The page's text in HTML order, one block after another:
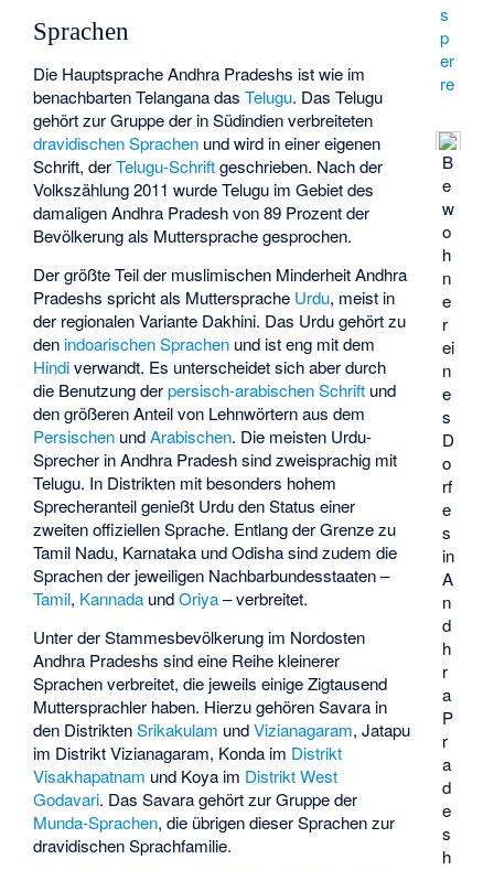
s
p
er
re
B
e
w
o
h
n
e
r
ei
n
e
s
D
o
rf
e
s
in
A
n
d
h
r
a
P
r
a
d
e
s
h
Sprachen
Die Hauptsprache Andhra Pradeshs ist wie im
benachbarten Telangana dasTelugu. Das Telugu
gehört zur Gruppe der in Südindien verbreiteten
dravidischen Sprachen und wird in einer eigenen
Schrift, derTelugu-Schriftgeschrieben. Nach der
Volkszählung 2011 wurde Telugu im Gebiet des
damaligen Andhra Pradesh von 89 Prozent der
Bevölkerung als Muttersprache gesprochen.
Der größte Teil der muslimischen Minderheit Andhra
Pradeshs spricht als Muttersprache Urdu, meist in
der regionalen Variante Dakhini. Das Urdu gehört zu
den indoarischen Sprachen und ist eng mit dem
Hindiverwandt. Es unterscheidet sich aber durch
die Benutzung derpersisch-arabischen Schrift und
den größeren Anteil von Lehnwörtern aus dem
Persischen undArabischen. Die meisten Urdu-
Sprecher in Andhra Pradesh sind zweisprachig mit
Telugu. In Distrikten mit besonders hohem
Sprecheranteil genießt Urdu den Status einer
zweiten offiziellen Sprache. Entlang der Grenze zu
Tamil Nadu, Karnataka und Odisha sind zudem die
Sprachen der jeweiligen Nachbarbundesstaaten –
Tamil, Kannada undOriya– verbreitet.
Unter der Stammesbevölkerung im Nordosten
Andhra Pradeshs sind eine Reihe kleinerer
Sprachen verbreitet, die jeweils einige Zigtausend
Muttersprachler haben. Hierzu gehörenSavara in
den DistriktenSrikakulam undVizianagaram,Jatapu
im Distrikt Vizianagaram, Konda im Distrikt
Visakhapatnam und Koya im Distrikt West
Godavari. Das Savara gehört zur Gruppe der
Munda-Sprachen, die übrigen dieser Sprachen zur
dravidischen Sprachfamilie.